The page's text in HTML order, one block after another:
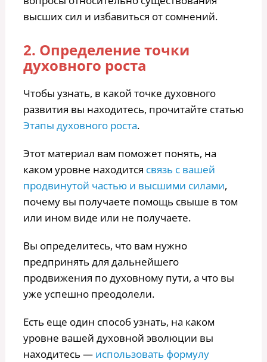
высших сил и избавиться от сомнений.
2. Определение точки
духовного роста
Чтобы узнать, в какой точке духовного
развития вы находитесь, прочитайте статью
Этапы духовного роста.
Этот материал вам поможет понять, на
каком уровне находится связь с вашей
продвинутой частью и высшими силами,
почему вы получаете помощь свыше в том
или ином виде или не получаете.
Вы определитесь, что вам нужно
предпринять для дальнейшего
продвижения по духовному пути, а что вы
уже успешно преодолели.
Есть еще один способ узнать, на каком
уровне вашей духовной эволюции вы
находитесь — использовать формулу